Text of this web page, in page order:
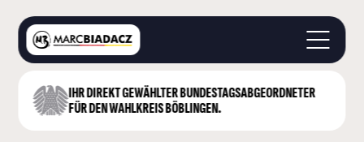
IHR DIREKT GEWÄHLTER BUNDESTAGS­ABGEORDNETER
FÜR DEN WAHLKREIS BÖBLINGEN.
STARTSEITE